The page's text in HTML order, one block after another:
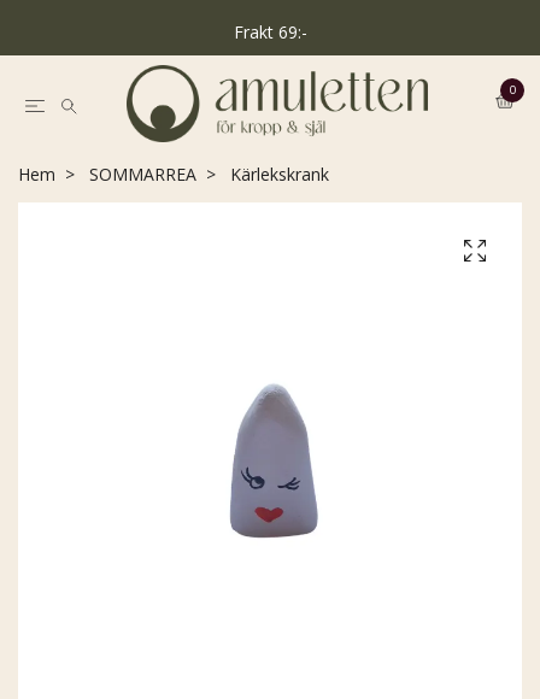
Frakt 69:-
0
Hem SOMMARREA Kärlekskrank